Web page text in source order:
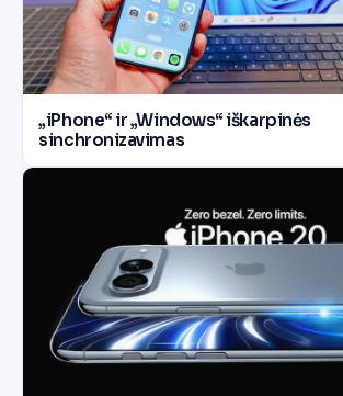
„iPhone“ ir „Windows“ iškarpinės
sinchronizavimas